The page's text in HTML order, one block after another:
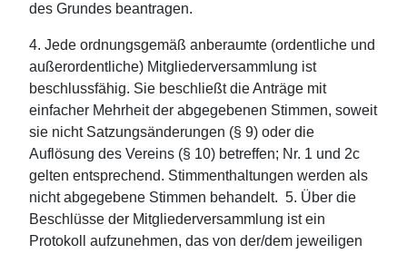
des Grundes beantragen.
4. Jede ordnungsgemäß anberaumte (ordentliche und
außerordentliche) Mitgliederversammlung ist
beschlussfähig. Sie beschließt die Anträge mit
einfacher Mehrheit der abgegebenen Stimmen, soweit
sie nicht Satzungsänderungen (§ 9) oder die
Auflösung des Vereins (§ 10) betreffen; Nr. 1 und 2c
gelten entsprechend. Stimmenthaltungen werden als
nicht abgegebene Stimmen behandelt. 5. Über die
Beschlüsse der Mitgliederversammlung ist ein
Protokoll aufzunehmen, das von der/dem jeweiligen